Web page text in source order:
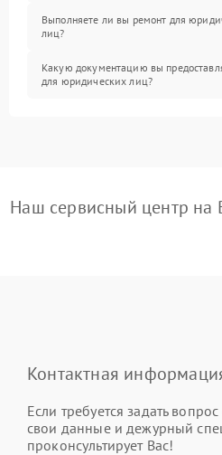
Выполняете ли вы ремонт для
лиц?
Какую документацию вы
для юридических лиц?
Наш сервисный центр на
Контактная
Если требуется задать
свои данные и дежурный
проконсультирует Вас!